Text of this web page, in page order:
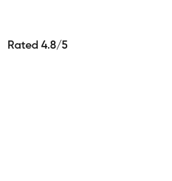
Rated 4.8/5